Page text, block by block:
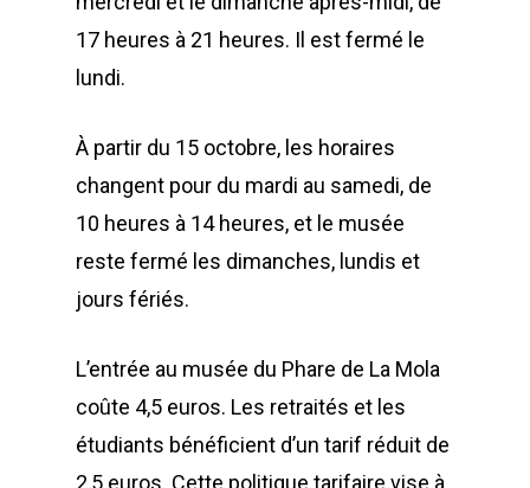
17 heures à 21 heures. Il est fermé le
lundi.
À partir du 15 octobre, les horaires
changent pour du mardi au samedi, de
10 heures à 14 heures, et le musée
reste fermé les dimanches, lundis et
jours fériés.
L’entrée au musée du Phare de La Mola
coûte 4,5 euros. Les retraités et les
étudiants bénéficient d’un tarif réduit de